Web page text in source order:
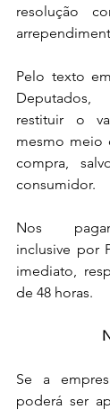
resolução
Pelo texto
restituir o
mesmo meio
compra,
consumidor.
Nos
inclusive por
imediato,
de 48 horas.
Se a
poderá ser